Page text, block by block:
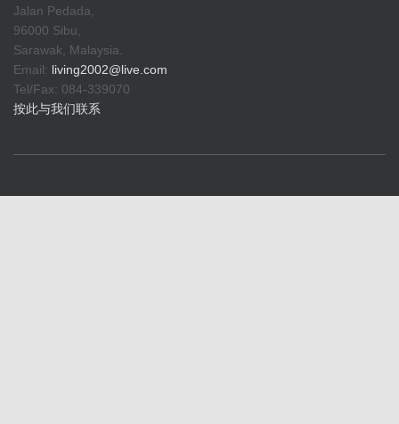
Jalan Pedada,
96000 Sibu,
Sarawak, Malaysia.
Email: living2002@live.com
Tel/Fax: 084-339070
按此与我们联系